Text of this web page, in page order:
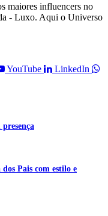
maiores influencers no
- Luxo. Aqui o Universo
YouTube
LinkedIn
Pais com estilo e